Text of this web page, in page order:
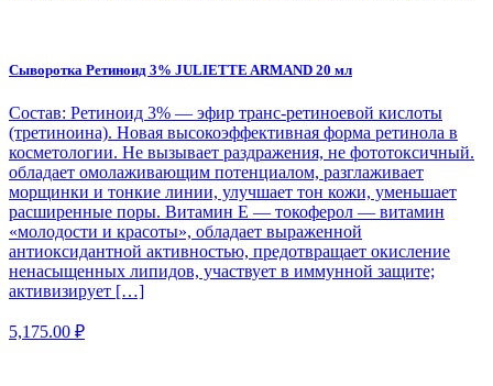
Сыворотка Ретиноид 3% JULIETTE ARMAND 20 мл
Состав: Ретиноид 3% — эфир транс-ретиноевой кислоты
(третиноина). Новая высокоэффективная форма ретинола в
косметологии. Не вызывает раздражения, не фототоксичный.
обладает омолаживающим потенциалом, разглаживает
морщинки и тонкие линии, улучшает тон кожи, уменьшает
расширенные поры. Витамин Е — токоферол — витамин
«молодости и красоты», обладает выраженной
антиоксидантной активностью, предотвращает окисление
ненасыщенных липидов, участвует в иммунной защите;
активизирует […]
5,175.00 ₽